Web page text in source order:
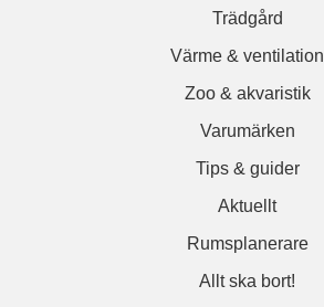
Trädgård
Värme & ventilation
Zoo & akvaristik
Varumärken
Tips & guider
Aktuellt
Rumsplanerare
Allt ska bort!